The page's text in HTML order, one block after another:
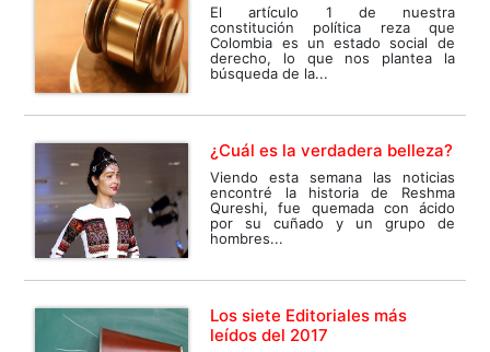
El artículo 1 de nuestra
constitución política reza que
Colombia es un estado social de
derecho, lo que nos plantea la
búsqueda de la...
¿Cuál es la verdadera belleza?
Viendo esta semana las noticias
encontré la historia de Reshma
Qureshi, fue quemada con ácido
por su cuñado y un grupo de
hombres...
Los siete Editoriales más
leídos del 2017